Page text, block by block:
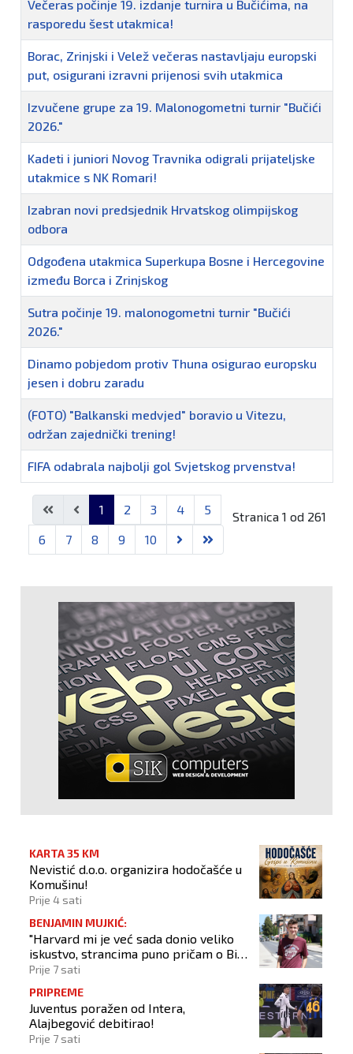
Članci
Večeras počinje 19. izdanje turnira u Bučićima, na
rasporedu šest utakmica!
Borac, Zrinjski i Velež večeras nastavljaju europski
put, osigurani izravni prijenosi svih utakmica
Izvučene grupe za 19. Malonogometni turnir "Bučići
2026."
Kadeti i juniori Novog Travnika odigrali prijateljske
utakmice s NK Romari!
Izabran novi predsjednik Hrvatskog olimpijskog
odbora
Odgođena utakmica Superkupa Bosne i Hercegovine
između Borca i Zrinjskog
Sutra počinje 19. malonogometni turnir "Bučići
2026."
Dinamo pobjedom protiv Thuna osigurao europsku
jesen i dobru zaradu
(FOTO) "Balkanski medvjed" boravio u Vitezu,
održan zajednički trening!
FIFA odabrala najbolji gol Svjetskog prvenstva!
Stranica 1 od 261
1 2 3 4
5
6
7 8 9 10
KARTA 35 KM
Nevistić d.o.o. organizira hodočašće u
Komušinu!
Prije 4 sati
BENJAMIN MUJKIĆ:
"Harvard mi je već sada donio veliko
iskustvo, strancima puno pričam o BiH
i Novom Travniku"
Prije 7 sati
PRIPREME
Juventus poražen od Intera,
Alajbegović debitirao!
Prije 7 sati